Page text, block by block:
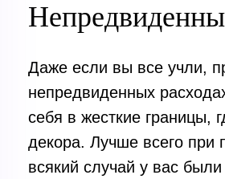
Даже если вы все учли,
непредвиденных
себя в жесткие границы,
декора. Лучше всего при
всякий случай у вас